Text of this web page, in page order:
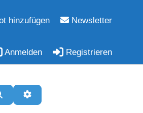
hinzufügen Newsletter
Anmelden Registrieren
SuchenErweiterte Filter